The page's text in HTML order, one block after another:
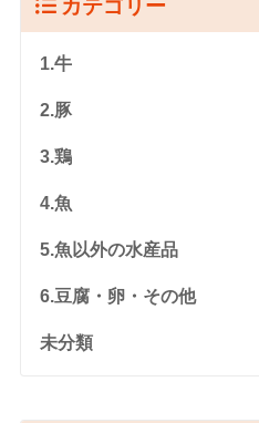
カテゴリー
1.牛
2.豚
3.鶏
4.魚
5.魚以外の水産品
6.豆腐・卵・その他
未分類